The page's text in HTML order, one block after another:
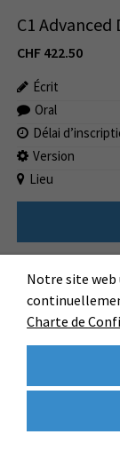
C1 Advanced
CHF 422.50
Écrit
Oral
Délai
Version
Lieu
B2 First
Oral
Notre site web
Charte de